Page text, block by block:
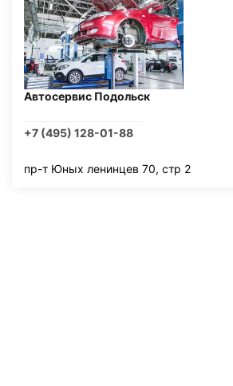
Автосервис Подольск
+7 (495) 128-01-88
пр-т Юных ленинцев 70, стр 2